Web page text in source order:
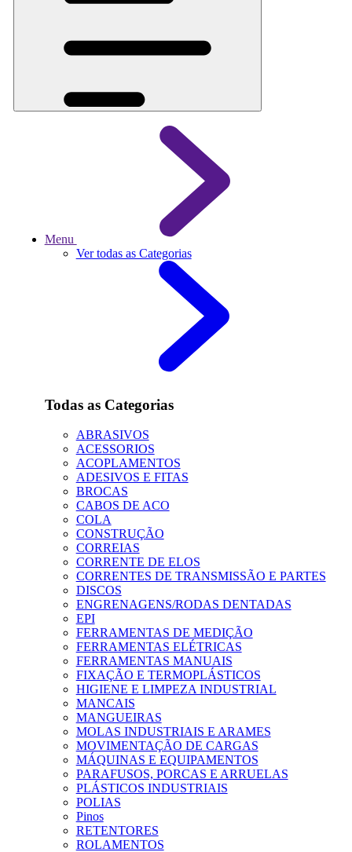
Menu
Ver todas as Categorias
Todas as Categorias
ABRASIVOS
ACESSORIOS
ACOPLAMENTOS
ADESIVOS E FITAS
BROCAS
CABOS DE ACO
COLA
CONSTRUÇÃO
CORREIAS
CORRENTE DE ELOS
CORRENTES DE TRANSMISSÃO E PARTES
DISCOS
ENGRENAGENS/RODAS DENTADAS
EPI
FERRAMENTAS DE MEDIÇÃO
FERRAMENTAS ELÉTRICAS
FERRAMENTAS MANUAIS
FIXAÇÃO E TERMOPLÁSTICOS
HIGIENE E LIMPEZA INDUSTRIAL
MANCAIS
MANGUEIRAS
MOLAS INDUSTRIAIS E ARAMES
MOVIMENTAÇÃO DE CARGAS
MÁQUINAS E EQUIPAMENTOS
PARAFUSOS, PORCAS E ARRUELAS
PLÁSTICOS INDUSTRIAIS
POLIAS
Pinos
RETENTORES
ROLAMENTOS